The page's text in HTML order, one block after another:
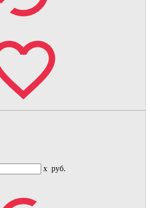
x руб.